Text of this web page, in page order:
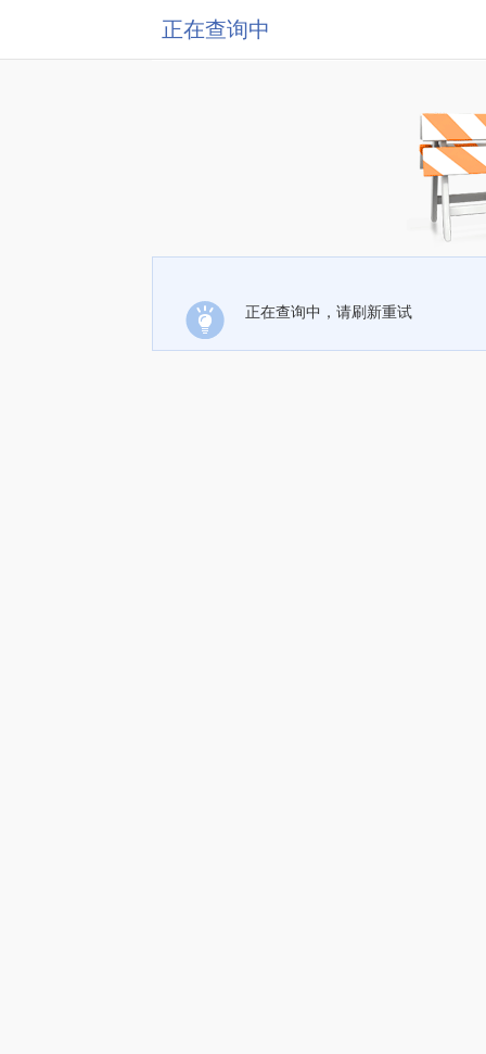
正在查询中
正在查询中，请刷新重试